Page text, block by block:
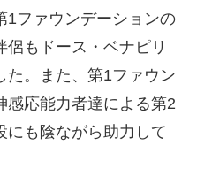
1ファウンデーションの
もドース・ベナピリ
た。また、第1ファウン
感応能力者達による第2
に も陰ながら助力して